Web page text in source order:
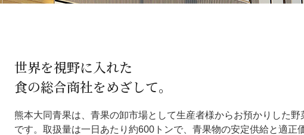
世界を視野に入れた
食の総合商社をめざして。
熊本大同青果は、青果の卸市場として生産者様からお預かりした
です。取扱量は一日あたり約600トンで、青果物の安定供給と適正